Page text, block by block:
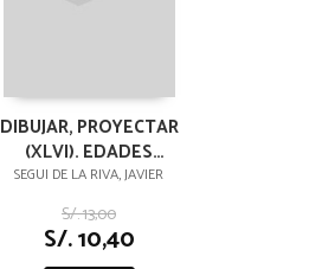
DIBUJAR, PROYECTAR
(XLVI). EDADES
HISTORIA (1)
SEGUI DE LA RIVA, JAVIER
S/. 13,00
S/. 10,40